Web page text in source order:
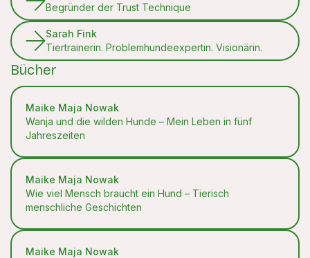
Begründer der Trust Technique
Sarah Fink
Tiertrainerin. Problemhundeexpertin. Visionärin.
Bücher
Maike Maja Nowak
Wanja und die wilden Hunde – Mein Leben in fünf
Jahreszeiten
Maike Maja Nowak
Wie viel Mensch braucht ein Hund – Tierisch
menschliche Geschichten
Maike Maja Nowak